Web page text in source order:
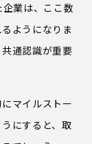
業は、ここ数
ようになりま
通認識が重要
マイルストー
にすると、取